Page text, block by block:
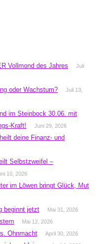
Vollmond des Jahres
Juli
oder Wachstum?
Juli 13,
im Steinbock 30.06. mit
Kraft!
Juni 29, 2026
deine Finanz- und
Selbstzweifel –
10, 2026
im Löwen bringt Glück, Mut
beginnt jetzt Mai 31, 2026
Mai 12, 2026
Ohnmacht April 30, 2026